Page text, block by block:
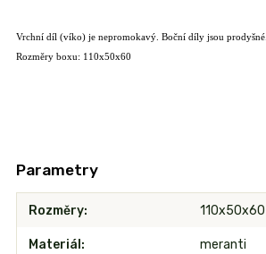
Vrchní díl (víko) je nepromokavý. Boční díly jsou prodyšné.
Rozměry boxu: 110x50x60
Parametry
Rozměry 110x50x60
Materiál meranti